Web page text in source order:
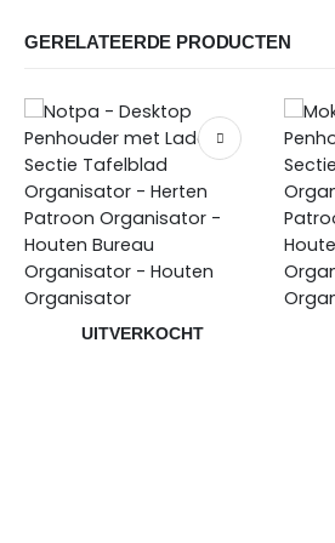
GERELATEERDE PRODUCTEN
UITVERKOCHT